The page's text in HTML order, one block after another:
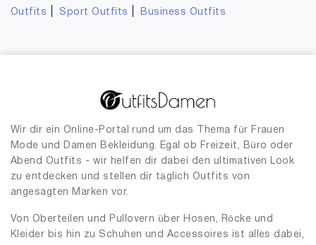
Outfits
Sport Outfits Business Outfits
Wir dir ein Online-Portal rund um das Thema für Frauen
Mode und Damen Bekleidung. Egal ob Freizeit, Büro oder
Abend Outfits - wir helfen dir dabei den ultimativen Look
zu entdecken und stellen dir täglich Outfits von
angesagten Marken vor.
Von Oberteilen und Pullovern über Hosen, Röcke und
Kleider bis hin zu Schuhen und Accessoires ist alles dabei,